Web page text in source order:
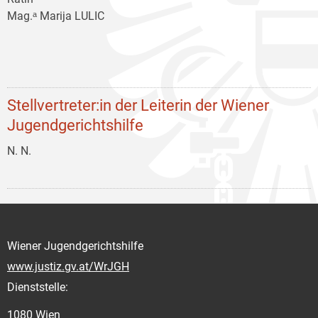
Mag.ᵃ Marija LULIC
Stellvertreter:in der Leiterin der Wiener
Jugendgerichtshilfe
N. N.
Wiener Jugendgerichtshilfe
www.justiz.gv.at/WrJGH
Dienststelle:
1080 Wien